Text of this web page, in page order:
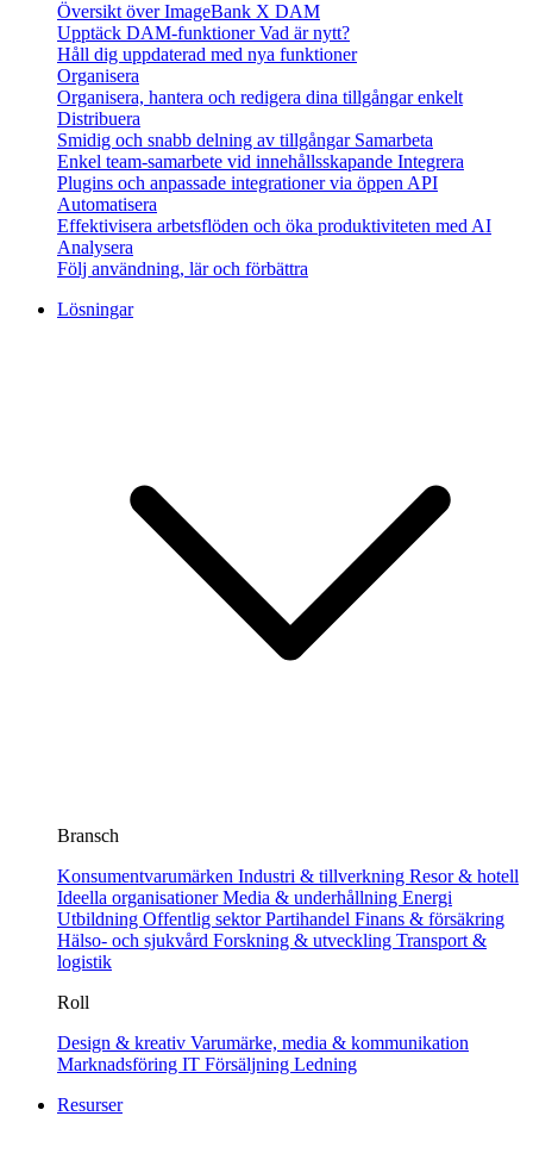
Översikt över ImageBank X DAM
Upptäck DAM-funktionerVad är nytt?
Håll dig uppdaterad med nya funktioner
Organisera
Organisera, hantera och redigera dina tillgångar enkelt
Distribuera
Smidig och snabb delning av tillgångar Samarbeta
Enkel team-samarbete vid innehållsskapande Integrera
Plugins och anpassade integrationer via öppen API
Automatisera
Effektivisera arbetsflöden och öka produktiviteten med AI
Analysera
Följ användning, lär och förbättra
Lösningar
Bransch
Konsumentvarumärken Industri & tillverkning Resor & hotell
Ideella organisationerMedia & underhållning Energi
Utbildning Offentlig sektorPartihandel Finans & försäkring
Hälso- och sjukvård Forskning & utveckling Transport &
logistik
Roll
Design & kreativ Varumärke, media & kommunikation
Marknadsföring IT Försäljning Ledning
Resurser